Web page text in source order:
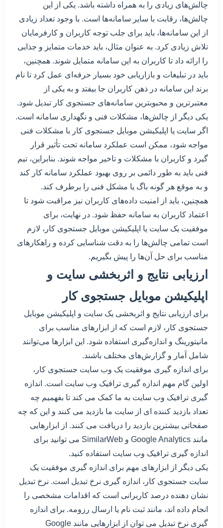
چالش‌های زیادی را به همراه داشته باشد. یکی از این
چالش‌ها، رقابت با سایر سامانه‌ها است. با وجود تعداد زیادی
از این سامانه‌ها، باید برای جلب توجه کاربران و کارفرمایان
تلاش زیادی کرد. به عنوان مثال، باید خدمات متمایز و جذابی
را ارائه داد تا کاربران به این سامانه متمایل شوند. همچنین،
باید در تبلیغات و بازاریابی خود بسیار حرفه‌ای عمل کرد تا نام
برند این سامانه در ذهن کاربران جا بیفتد و به یکی از
معتبرترین و محبوبترین سامانه‌های جستجوی کار تبدیل شود.
یکی دیگر از چالش‌ها، مشکلات فنی و نگهداری سامانه است.
اگر سایت یا اپلیکیشن موبایل جستجوی کار با مشکلات فنی
مواجه شود، ممکن است عملکرد سامانه تحت تأثیر قرار
گیرد و کاربران با مشکلات و تاخیر مواجه شوند. بنابراین، تیم
فنی باید به طور دائمی بر روی بهبود عملکرد سامانه کار کند
و به موقع هر گونه باگ یا مشکل فنی را برطرف کند.
همچنین، باید از امنیت داده‌های کاربران نیز مراقبت شود تا
اعتماد کاربران به سامانه حفظ شود. در نهایت، برای
موفقیت یک سایت یا اپلیکیشن موبایل جستجوی کار، لازم
است تمامی چالش‌ها را به دقت شناسایی کرده و راهکارهای
مناسب برای حل آن‌ها را پیش بگیریم.
ارزیابی نتایج و اثربخشی سایت و
اپلیکیشن موبایل جستجوی کار
برای ارزیابی نتایج و اثربخشی یک سایت و اپلیکیشن موبایل
جستجوی کار، لازم است که از ابزارهای مناسب برای
مانیتورینگ و اندازه‌گیری استفاده شود. این ابزارها می‌توانند
شامل آمار و گزارش‌های مختلف باشند.
برای اندازه گیری موفقیت یک وب سایت جستجوی کار،
اولین گام مهم اندازه گیری ترافیک وب سایت است. اندازه
گیری ترافیک وب سایت به ما کمک می کند تا بفهمیم چه
تعداد بازدید کننده ای از سایت ما بازدید می کنند و این که چه
صفحاتی بیشترین بازدید را دریافت می کنند. از ابزارهایی
مانند Google Analytics و SimilarWeb می توانید برای
اندازه گیری ترافیک وب سایت استفاده کنید.
یکی دیگر از ابزارهای مهم برای اندازه گیری موفقیت یک
سایت جستجوی کار، اندازه گیری نرخ تبدیل است. نرخ تبدیل
نشان دهنده درصد کاربرانی است که اقدامات مشخصی را
انجام داده اند، مانند ثبت نام یا ارسال رزومه. برای اندازه
گیری نرخ تبدیل می توان از ابزارهایی مانند Google